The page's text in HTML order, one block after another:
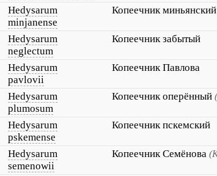
Hedysarum
minjanense
Копеечник миньянский
Hedysarum
neglectum
Копеечник забытый
Hedysarum
pavlovii
Копеечник Павлова
Hedysarum
plumosum
Копеечник оперённый
Hedysarum
pskemense
Копеечник пскемский
Hedysarum
semenowii
Копеечник Семёнова